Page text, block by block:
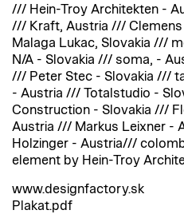
/// Hein-Troy Architekten -
/// Kraft, Austria ///
Malaga Lukac, Slovakia ///
N/A - Slovakia /// soma, -
/// Peter Stec - Slovakia ///
- Austria /// Totalstudio -
Construction - Slovakia ///
Austria /// Markus Leixner -
Holzinger - Austria///
element by Hein-Troy
www.designfactory.sk
Plakat.pdf